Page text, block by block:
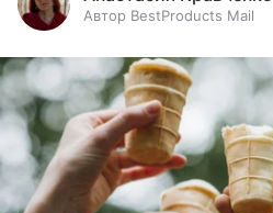
Автор BestProducts Mail